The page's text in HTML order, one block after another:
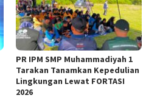
PR IPM SMP Muhammadiyah 1
Tarakan Tanamkan Kepedulian
Lingkungan Lewat FORTASI
2026